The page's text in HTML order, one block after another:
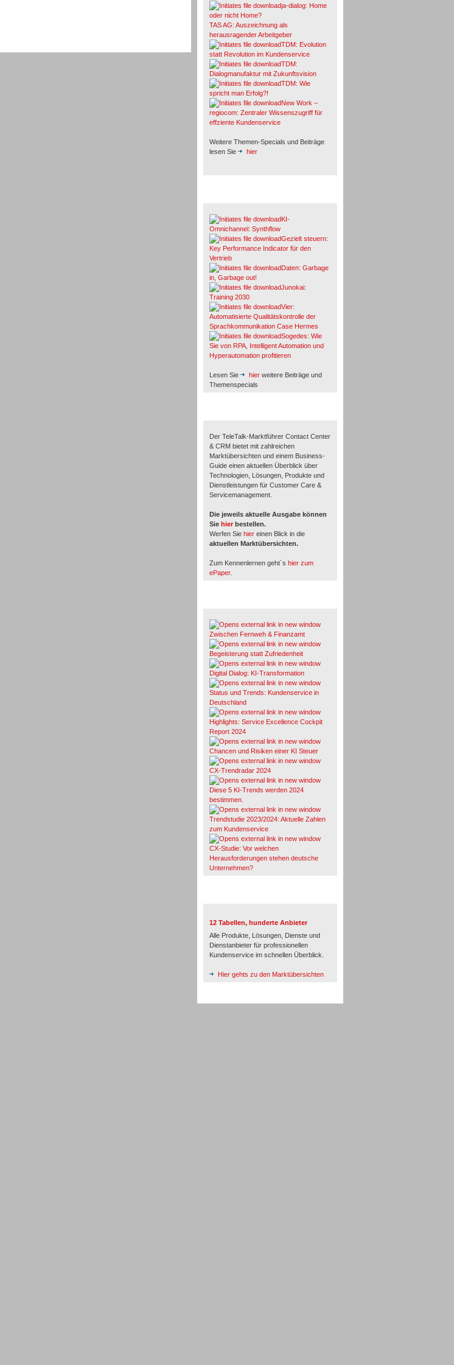
ja-dialog: Home
oder nicht Home?
TAS AG: Auszeichnung als
herausragender Arbeitgeber
TDM: Evolution
statt Revolution im Kundenservice
TDM:
Dialogmanufaktur mit Zukunftsvision
TDM: Wie
spricht man Erfolg?!
New Work –
regiocom: Zentraler Wissenszugriff für
effziente Kundenservice
Weitere Themen-Specials und Beiträge
lesen Sie
hier
KI-
Omnichannel: Synthflow
Gezielt steuern:
Key Performance Indicator für den
Vertrieb
Daten: Garbage
in, Garbage out!
Junokai:
Training 2030
Vier:
Automatisierte Qualitätskontrolle der
Sprachkommunikation Case Hermes
Sogedes: Wie
Sie von RPA, Intelligent Automation und
Hyperautomation profitieren
Lesen Sie hier weitere Beiträge und
Themenspecials
Der TeleTalk-Marktführer Contact Center
& CRM bietet mit zahlreichen
Marktübersichten und einem Business-
Guide einen aktuellen Überblick über
Technologien, Lösungen, Produkte und
Dienstleistungen für Customer Care &
Servicemanagement.
Die jeweils aktuelle Ausgabe können
Sie hier bestellen.
Werfen Sie hier einen Blick in die
aktuellen Marktübersichten.
Zum Kennenlernen geht´s hier zum
ePaper.
Zwischen Fernweh & Finanzamt
Begeisterung statt Zufriedenheit
Digital Dialog: KI-Transformation
Status und Trends: Kundenservice in
Deutschland
Highlights: Service Excellence Cockpit
Report 2024
Chancen und Risiken einer KI Steuer
CX-Trendradar 2024
Diese 5 KI-Trends werden 2024
bestimmen.
Trendstudie 2023/2024: Aktuelle Zahlen
zum Kundenservice
CX-Studie: Vor welchen
Herausforderungen stehen deutsche
Unternehmen?
12 Tabellen, hunderte Anbieter
Alle Produkte, Lösungen, Dienste und
Dienstanbieter für professionellen
Kundenservice im schnellen Überblick.
Hier gehts zu den Marktübersichten